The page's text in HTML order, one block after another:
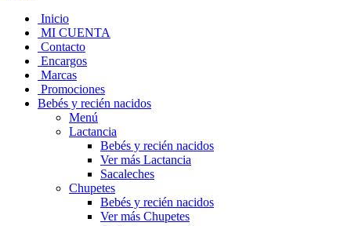
Inicio
MI CUENTA
Contacto
Encargos
Marcas
Promociones
Bebés y recién nacidos
Menú
Lactancia
Bebés y recién nacidos
Ver más Lactancia
Sacaleches
Chupetes
Bebés y recién nacidos
Ver más Chupetes